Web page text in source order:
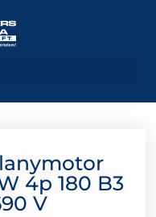
4p 180 B3
V